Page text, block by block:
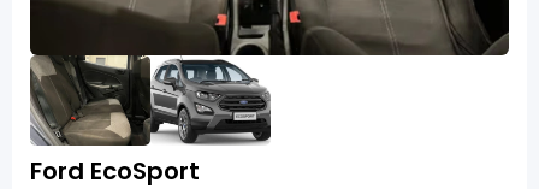
Ford EcoSport